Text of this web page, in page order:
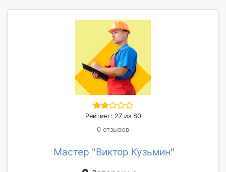
Рейтинг: 27 из 80
0 отзывов
Мастер "Виктор Кузьмин"